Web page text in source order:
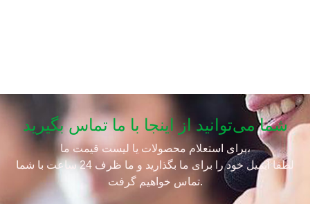
شما می‌توانید از اینجا با ما تماس بگیرید
برای استعلام محصولات یا لیست قیمت ما،
لطفا ایمیل خود را برای ما بگذارید و ما ظرف 24 ساعت با شما
تماس خواهیم گرفت.